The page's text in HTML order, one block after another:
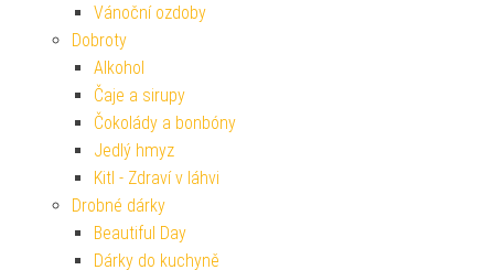
Vánoční ozdoby
Dobroty
Alkohol
Čaje a sirupy
Čokolády a bonbóny
Jedlý hmyz
Kitl - Zdraví v láhvi
Drobné dárky
Beautiful Day
Dárky do kuchyně